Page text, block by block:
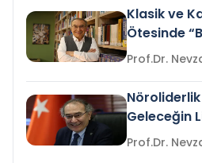
Klasik ve
Ötesinde
Geleceğin